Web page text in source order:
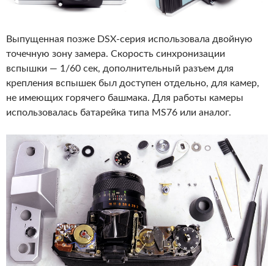
Выпущенная позже DSX-серия использовала двойную
точечную зону замера. Скорость синхронизации
вспышки — 1/60 сек, дополнительный разъем для
крепления вспышек был доступен отдельно, для камер,
не имеющих горячего башмака. Для работы камеры
использовалась батарейка типа MS76 или аналог.